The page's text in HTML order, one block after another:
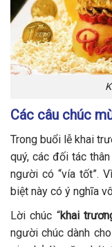
Các câu chúc
Trong buổi lễ khai
quý, các đối tác
người có “vía tốt”.
biệt này có ý nghĩa
Lời chúc “khai
người chúc dành